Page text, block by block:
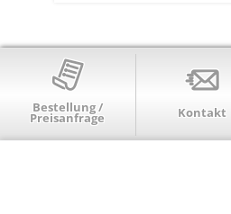
Bestellung /
Preisanfrage Kontakt